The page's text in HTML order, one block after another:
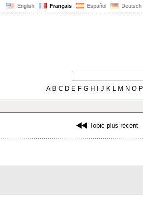
English Français Español Deutsch
AB C D E F G H J K L M N O P
Topic plus récent